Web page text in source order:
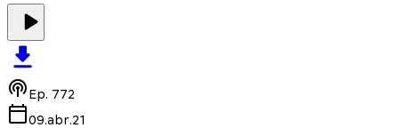
Ep. 772
09.abr.21